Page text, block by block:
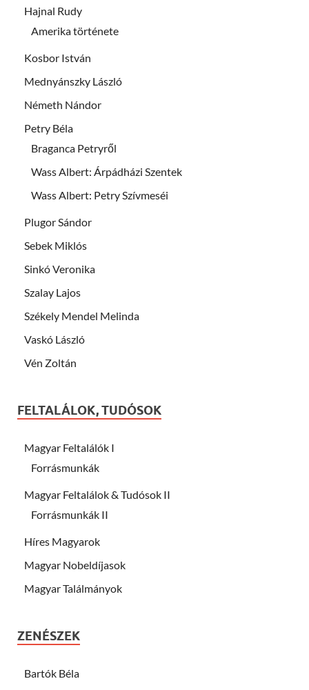
Hajnal Rudy
Amerika története
Kosbor István
Mednyánszky László
Németh Nándor
Petry Béla
Braganca Petryről
Wass Albert: Árpádházi Szentek
Wass Albert: Petry Szívmeséi
Plugor Sándor
Sebek Miklós
Sinkó Veronika
Szalay Lajos
Székely Mendel Melinda
Vaskó László
Vén Zoltán
FELTALÁLOK, TUDÓSOK
Magyar Feltalálók I
Forrásmunkák
Magyar Feltalálok & Tudósok II
Forrásmunkák II
Híres Magyarok
Magyar Nobeldíjasok
Magyar Találmányok
ZENÉSZEK
Bartók Béla